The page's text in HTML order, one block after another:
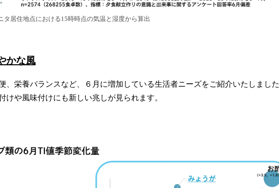
居住地点における15時時点の気温と湿度から算出
かな風
栄養バランスなど、６月に増加している生活者ニーズをご紹介いたしました
けや風味付けにも新しい兆しが見られます。